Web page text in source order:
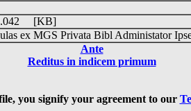
[KB]
ex MGS Privata Bibl Administator
Ante
Reditus in indicem primum
you signify your agreement to our